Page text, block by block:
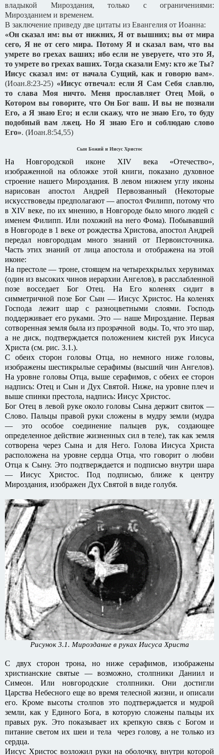
владыкой Мироздания, только с ограничениями:
Мирозданием и временем.
В заключение приведу две цитаты из Евангелия от Иоанна:
«Он сказал им: вы от нижних, Я от вышних; вы от мира
сего, Я не от сего мира. Потому Я и сказал вам, что вы
умрете во грехах ваших; ибо если не уверуете, что это Я,
то умрете во грехах ваших. Тогда сказали Ему: кто же Ты?
Иисус сказал им: от начала Сущий, как и говорю вам».
(Иоан.8:23-25) «Иисус отвечал: если Я Сам Себя славлю,
то слава Моя ничто. Меня прославляет Отец Мой, о
Котором вы говорите, что Он Бог ваш. И вы не познали
Его, а Я знаю Его; и если скажу, что не знаю Его, то буду
подобный вам лжец. Но Я знаю Его и соблюдаю слово
Его». (Иоан.8:54,55)
Сын Божий и Иисус Христос
На Новгородской иконе XIV века «Отечество»,
изображенной на обложке этой книги, показано духовное
строение нашего Мироздания. В левом нижнем углу иконы
нарисован апостол Андрей Первозванный (Некоторые
искусствоведы предполагают — апостол Филипп, потому что
в XIV веке, по их мнению, в Новгороде было много людей с
именем Филипп. Или похожий на него Фома). Побывавший
в Новгороде в 1 веке от рождества Христова, апостол Андрей
передал новгородцам много знаний от Первоисточника.
Часть этих знаний от лица апостола и отображена на этой
иконе:
На престоле — троне, стоящем на четырехкрылых херувимах
(один из высоких чинов иерархии Ангелов), в расслабленной
позе восседает Бог Отец. На Его коленях сидит в
симметричной позе Бог Сын — Иисус Христос. На коленях
Господа лежит шар с разноцветными слоями. Господь
поддерживает его руками. Это — наше Мироздание. Первая
сотворенная земля была из прозрачной воды. То, что это шар,
а не диск, подтверждается положением кистей рук Иисуса
Христа (см. рис. 3.1.).
С обеих сторон головы Отца, но немного ниже головы,
изображены шестикрылые серафимы (высший чин Ангелов).
На уровне головы Отца, выше серафимов, с обеих ее сторон
надпись: Отец и Сын и Дух Святой. Ниже, на уровне плеч и
выше спинки престола, надпись: Иисус Христос.
Бог Отец в левой руке около головы Сына держит свиток —
Слово. Пальцы правой руки сложены в мудру земли (мудра
— это особое соединение пальцев рук, создающее
определенное действие жизненных сил в теле), так как земля
сотворена через Сына и для Него. Голова Иисуса Христа
расположена на уровне сердца Отца, что говорит о любви
Отца к Сыну. Это подтверждается и подписью внутри шара
— Иисус Христос. Под подписью, ближе к центру
Мироздания, изображен Дух Святой в виде голубя.
Рисунок 3.1. Мироздание в руках Иисуса Христа
С двух сторон трона, но ниже серафимов, изображены
христианские святые — возможно, столпники Даниил и
Симеон. Или новгородские столпники. Они достигли
Царства Небесного еще во время телесной жизни, и описали
его. Кроме высоты столпов это подтверждается и мудрой
земли, как у Единого Бога, в которую сложены пальцы их
правых рук. Это показывает их крепкую связь с Богом и
питание светом их шеи и тела через голову, а не только из
сердца.
Иисус Христос возложил руки на оболочку, внутри которой